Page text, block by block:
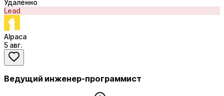
Удалённо
Lead
Alpaca
5 авг.
Ведущий инженер-программист